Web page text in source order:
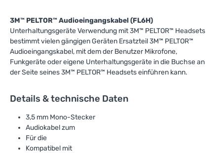
3M™ PELTOR™ Audioeingangskabel (FL6H)
Unterhaltungsgeräte Verwendung mit 3M™ PELTOR™ Headsets
bestimmt vielen gängigen Geräten Ersatzteil 3M™ PELTOR™
Audioeingangskabel, mit dem der Benutzer Mikrofone,
Funkgeräte oder eigene Unterhaltungsgeräte in die Buchse an
der Seite seines 3M™ PELTOR™ Headsets einführen kann.
Details & technische Daten
3,5 mm Mono-Stecker
Audiokabel zum
Für die
Kompatibel mit